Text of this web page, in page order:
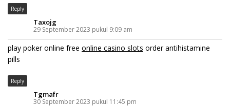
Reply
Taxojg
29 September 2023 pukul 9:09 am
play poker online free online casino slots order antihistamine
pills
Reply
Tgmafr
30 September 2023 pukul 11:45 pm